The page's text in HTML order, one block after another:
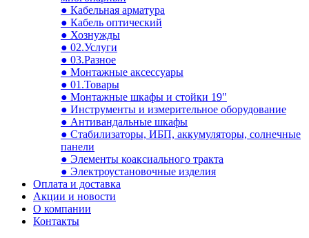
● Кабельная арматура
● Кабель оптический
● Хознужды
● 02.Услуги
● 03.Разное
● Монтажные аксессуары
● 01.Товары
● Монтажные шкафы и стойки 19"
● Инструменты и измерительное оборудование
● Антивандальные шкафы
● Стабилизаторы, ИБП, аккумуляторы, солнечные
панели
● Элементы коаксиального тракта
● Электроустановочные изделия
Оплата и доставка
Акции и новости
О компании
Контакты